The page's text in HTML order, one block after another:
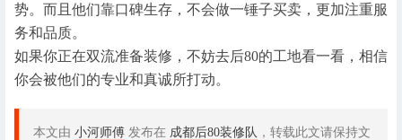
势。而且他们靠口碑生存，不会做一锤子买卖，更加注重服
务和品质。
如果你正在双流准备装修，不妨去后80的工地看一看，相信
你会被他们的专业和真诚所打动。
本文由 小河师傅 发布在 成都后80装修队 ，转载此文请保持文